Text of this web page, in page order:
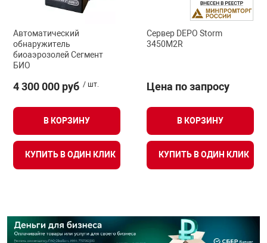
Автоматический
обнаружитель
биоаэрозолей Сегмент
БИО
4 300 000 руб / шт.
В КОРЗИНУ
КУПИТЬ В ОДИН КЛИК
Сервер DEPO Storm
3450M2R
Цена по запросу
В КОРЗИНУ
КУПИТЬ В ОДИН КЛИК